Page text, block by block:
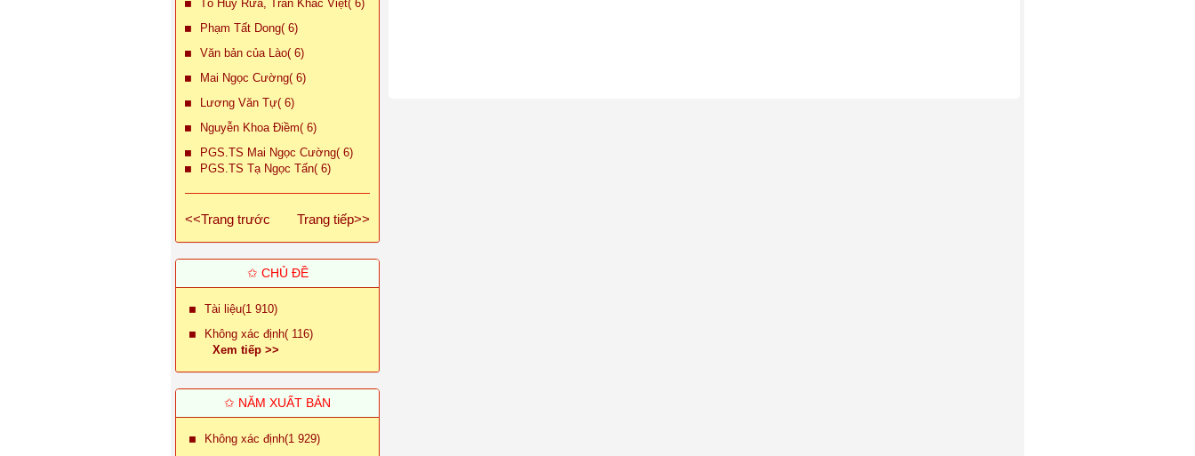
Tô Huy Rứa, Trần Khắc Việt( 6)
Phạm Tất Dong( 6)
Văn bản của Lào( 6)
Mai Ngọc Cường( 6)
Lương Văn Tự( 6)
Nguyễn Khoa Điềm( 6)
PGS.TS Mai Ngọc Cường( 6)
PGS.TS Tạ Ngọc Tấn( 6)
<<Trang trước Trang tiếp>>
✩ CHỦ ĐỀ
Tài liệu(1 910)
Không xác định( 116)
Xem tiếp >>
✩ NĂM XUẤT BẢN
Không xác định(1 929)